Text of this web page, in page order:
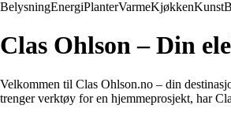
BelysningEnergiPlanterVarmeKjøkkenKunst
Clas Ohlson – Din
Velkommen til Clas Ohlson.no – din
trenger verktøy for en hjemmeprosjekt, har